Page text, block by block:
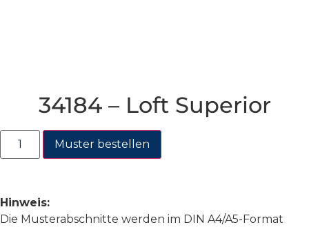
34184 – Loft Superior
Muster bestellen
Hinweis:
Die Musterabschnitte werden im DIN A4/A5-Format